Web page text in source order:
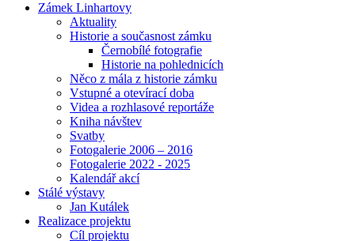
Zámek Linhartovy
Aktuality
Historie a současnost zámku
Černobílé fotografie
Historie na pohlednicích
Něco z mála z historie zámku
Vstupné a otevírací doba
Videa a rozhlasové reportáže
Kniha návštev
Svatby
Fotogalerie 2006 – 2016
Fotogalerie 2022 - 2025
Kalendář akcí
Stálé výstavy
Jan Kutálek
Realizace projektu
Cíl projektu